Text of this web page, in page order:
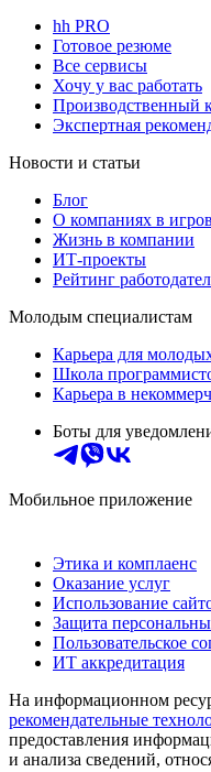
hh PRO
Готовое резюме
Все сервисы
Хочу у вас работать
Производственный
Экспертная
Новости и статьи
Блог
О компаниях в
Жизнь в компании
ИТ-проекты
Рейтинг
Молодым специалистам
Карьера для
Школа
Карьера в
Боты для
Мобильное приложение
Этика и комплаенс
Оказание услуг
Использование
Защита
Пользовательское
ИТ аккредитация
На информационном
рекомендательные
предоставления
и анализа сведений,